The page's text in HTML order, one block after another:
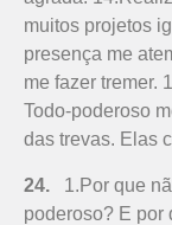
muitos projetos
presença me
me fazer tremer.
Todo-poderoso
das trevas. Elas
24. 1.Por que
poderoso? E por